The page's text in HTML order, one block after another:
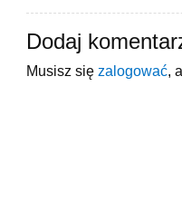
Dodaj
Musisz się zalogować ,